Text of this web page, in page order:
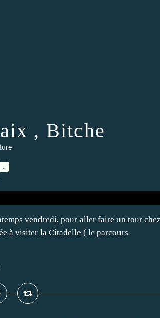
, Bitche
vendredi, pour aller faire un tour
à visiter la Citadelle ( le parcours